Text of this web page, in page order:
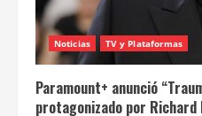
Noticias TV y Plataformas
Paramount+ anunció
protagonizado por Richard